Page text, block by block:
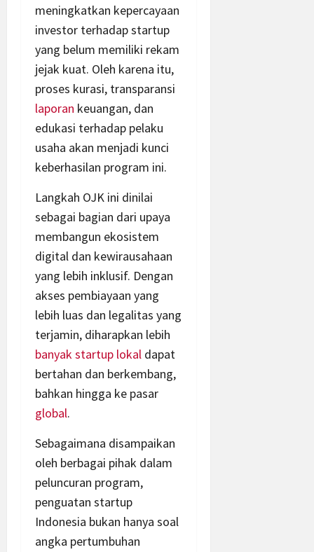
meningkatkan kepercayaan
investor terhadap startup
yang belum memiliki rekam
jejak kuat. Oleh karena itu,
proses kurasi, transparansi
laporan keuangan, dan
edukasi terhadap pelaku
usaha akan menjadi kunci
keberhasilan program ini.
Langkah OJK ini dinilai
sebagai bagian dari upaya
membangun ekosistem
digital dan kewirausahaan
yang lebih inklusif. Dengan
akses pembiayaan yang
lebih luas dan legalitas yang
terjamin, diharapkan lebih
banyak startup lokal dapat
bertahan dan berkembang,
bahkan hingga ke pasar
global.
Sebagaimana disampaikan
oleh berbagai pihak dalam
peluncuran program,
penguatan startup
Indonesia bukan hanya soal
angka pertumbuhan